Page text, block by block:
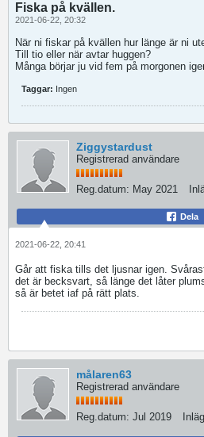
Fiska på kvällen.
2021-06-22, 20:32
När ni fiskar på kvällen hur länge är ni
Till tio eller när avtar huggen?
Många börjar ju vid fem på morgonen
Taggar: Ingen
Ziggystardust
Registrerad användare
Reg.datum: May 2021
Dela
2021-06-22, 20:41
Går att fiska tills det ljusnar igen.
det är becksvart, så länge det låter
så är betet iaf på rätt plats.
målaren63
Registrerad användare
Reg.datum: Jul 2019